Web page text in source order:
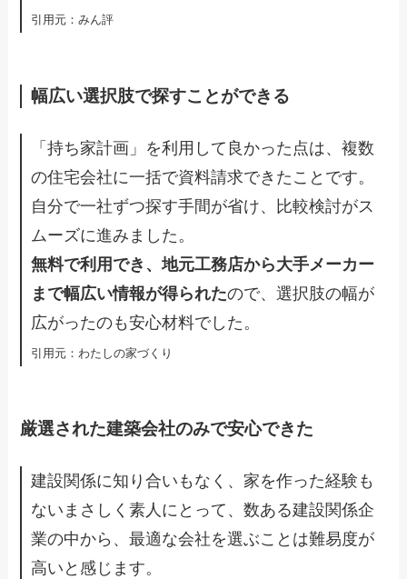
​引用元：みん評
幅広い選択肢で探すことができる
「持ち家計画」を利用して良かった点は、複数
の住宅会社に一括で資料請求できたことです。
自分で一社ずつ探す手間が省け、比較検討がス
ムーズに進みました。
無料で利用でき、地元工務店から大手メーカー
まで幅広い情報が得られたので、選択肢の幅が
広がったのも安心材料でした。
引用元：わたしの家づくり
厳選された建築会社のみで安心できた
建設関係に知り合いもなく、家を作った経験も
ないまさしく素人にとって、数ある建設関係企
業の中から、最適な会社を選ぶことは難易度が
高いと感じます。